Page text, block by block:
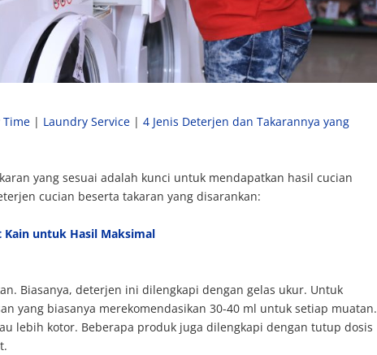
Time | Laundry Service |4 Jenis Deterjen dan Takarannya yang
yang sesuai adalah kunci untuk mendapatkan hasil cucian
cucian beserta takaran yang disarankan:
Kain untuk Hasil Maksimal
Biasanya, deterjen ini dilengkapi dengan gelas ukur. Untuk
yang biasanya merekomendasikan 30-40 ml untuk setiap muatan.
lebih kotor. Beberapa produk juga dilengkapi dengan tutup dosis